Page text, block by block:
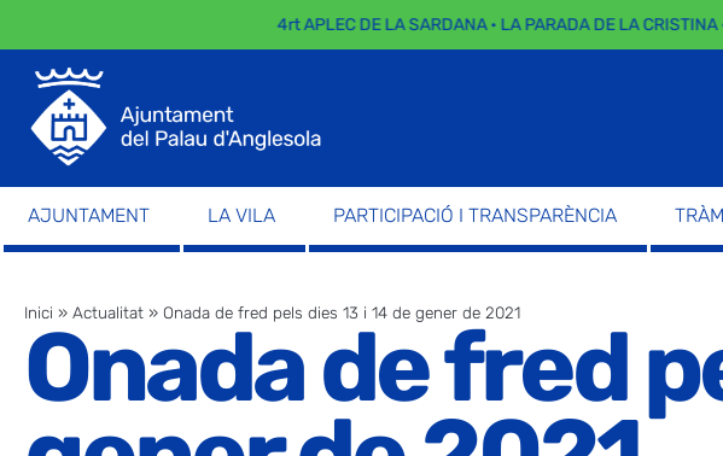
4rt APLEC DE LA SARDANA · LA PARADA DE LA CRISTINA ·
AJUNTAMENT LA VILA PARTICIPACIÓ I TRANSPARÈNCIA
Inici » Actualitat » Onada de fred pels dies 13 i 14 de gener de 2021
Onada de fred